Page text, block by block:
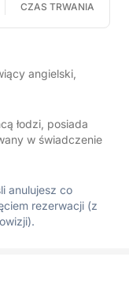
CZAS TRWANIA
angielski,
łodzi, posiada
w świadczenie
anulujesz co
rezerwacji (z